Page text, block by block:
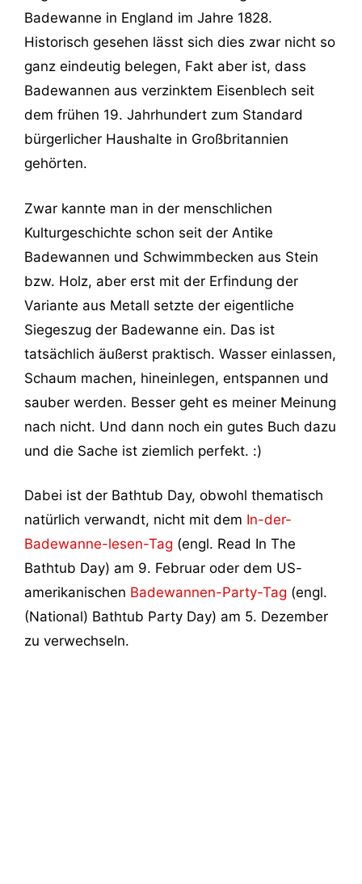
Badewanne in England im Jahre 1828.
Historisch gesehen lässt sich dies zwar nicht so
ganz eindeutig belegen, Fakt aber ist, dass
Badewannen aus verzinktem Eisenblech seit
dem frühen 19. Jahrhundert zum Standard
bürgerlicher Haushalte in Großbritannien
gehörten.
Zwar kannte man in der menschlichen
Kulturgeschichte schon seit der Antike
Badewannen und Schwimmbecken aus Stein
bzw. Holz, aber erst mit der Erfindung der
Variante aus Metall setzte der eigentliche
Siegeszug der Badewanne ein. Das ist
tatsächlich äußerst praktisch. Wasser einlassen,
Schaum machen, hineinlegen, entspannen und
sauber werden. Besser geht es meiner Meinung
nach nicht. Und dann noch ein gutes Buch dazu
und die Sache ist ziemlich perfekt. :)
Dabei ist der Bathtub Day, obwohl thematisch
natürlich verwandt, nicht mit dem In-der-
Badewanne-lesen-Tag (engl. Read In The
Bathtub Day) am 9. Februar oder dem US-
amerikanischen Badewannen-Party-Tag (engl.
(National) Bathtub Party Day) am 5. Dezember
zu verwechseln.